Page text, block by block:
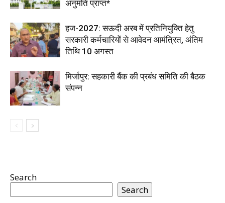
अनुमति प्राप्त*
हज-2027: सऊदी अरब में प्रतिनियुक्ति हेतु
सरकारी कर्मचारियों से आवेदन आमंत्रित, अंतिम
तिथि 10 अगस्त
मिर्जापुर: सहकारी बैंक की प्रबंध समिति की बैठक
संपन्न
Search
Search